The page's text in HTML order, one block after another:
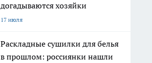
догадываются хозяйки
17 июля
Раскладные сушилки для белья
в прошлом: россиянки нашли